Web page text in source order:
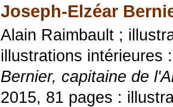
Joseph-Elzéar
Alain Raimbault ;
illustrations intérieures
Bernier, capitaine de
2015, 81 pages :